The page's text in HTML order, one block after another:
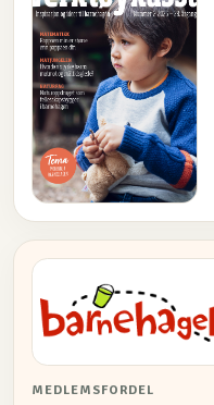
MEDLEMSFORDEL